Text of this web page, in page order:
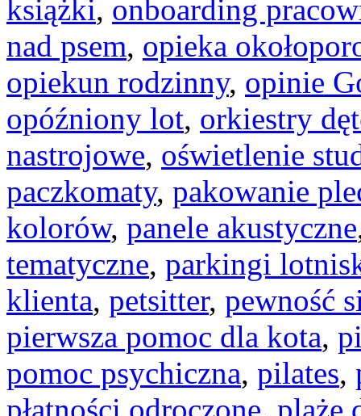
książki, onboarding
nad psem, opieka
opiekun rodzinny, opinie
opóźniony lot, orkiestry
nastrojowe, oświetlenie
paczkomaty, pakowanie
kolorów, panele akustyczne
tematyczne, parkingi
klienta, petsitter, pewność
pierwsza pomoc dla kota,
pomoc psychiczna, pilates,
płatności odroczone, plaże